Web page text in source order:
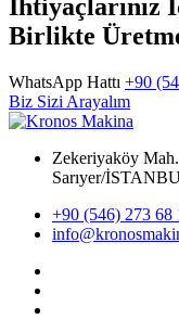
İhtiyaçlarınız
Birlikte
WhatsApp Hattı +90
Biz Sizi Arayalım
Zekeriyaköy
Sarıyer/
+90 (546) 273 68